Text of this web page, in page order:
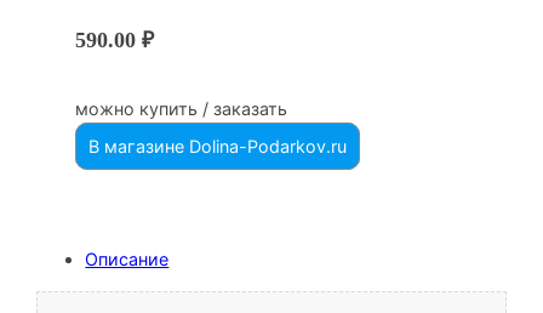
590.00₽
можно купить / заказать
В магазине Dolina-Podarkov.ru
Описание